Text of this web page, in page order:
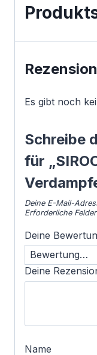
Es gibt noch
Schreibe
für
Deine E-Mail-
Erforderliche
Deine
Deine
Name